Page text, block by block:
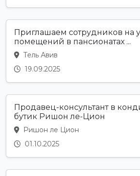
Приглашаем сотрудников на
помещений в пансионатах ...
Тель Авив
19.09.2025
Продавец-консультант в
бутик Ришон ле-Цион
Ришон ле Цион
01.10.2025